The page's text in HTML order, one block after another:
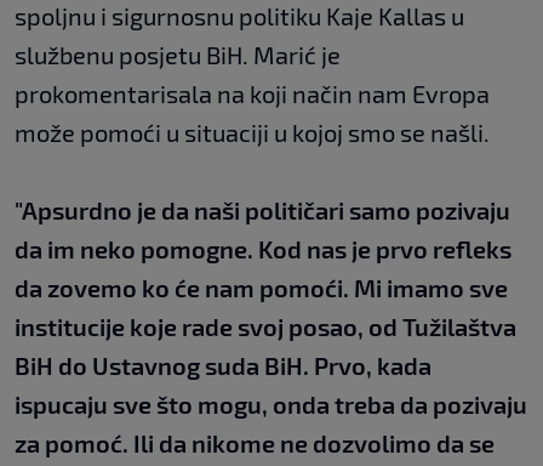
spoljnu i sigurnosnu politiku Kaje Kallas u
službenu posjetu BiH. Marić je
prokomentarisala na koji način nam Evropa
može pomoći u situaciji u kojoj smo se našli.
"Apsurdno je da naši političari samo pozivaju
da im neko pomogne. Kod nas je prvo refleks
da zovemo ko će nam pomoći. Mi imamo sve
institucije koje rade svoj posao, od Tužilaštva
BiH do Ustavnog suda BiH. Prvo, kada
ispucaju sve što mogu, onda treba da pozivaju
za pomoć. Ili da nikome ne dozvolimo da se